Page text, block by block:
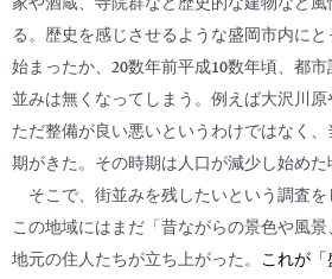
る。歴史を感じさせるような盛岡市内に
始まったか、20数年前平成10数年頃、都
並みは無くなってしまう。例えば大沢川
ただ整備が良い悪いというわけではなく
期がきた。その時期は人口が減少し始め
そこで、街並みを残したいという調査
この地域にはまだ「昔ながらの景色や風
地元の住人たちが立ち上がった。 これが